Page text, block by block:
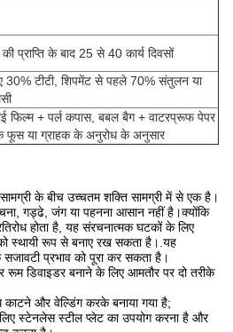
प्राप्ति के बाद 25 से 40 कार्य दिवसों
30% टीटी, शिपमेंट से पहले 70% संतुलन या
फिल्म + पर्ल कपास, बबल बैग + वाटरप्रूफ पेपर
फूस या ग्राहक के अनुरोध के अनुसार
के बीच उच्चतम शक्ति सामग्री में से एक है।
गड्ढे, जंग या पहनना आसान नहीं है।क्योंकि
होता है, यह संरचनात्मक घटकों के लिए
स्थायी रूप से बनाए रख सकता है।.यह
सजावटी प्रभाव को पूरा कर सकता है।
रूम डिवाइडर बनाने के लिए आमतौर पर दो तरीके
और वेल्डिंग करके बनाया गया है;
स्टेनलेस स्टील प्लेट का उपयोग करना है और